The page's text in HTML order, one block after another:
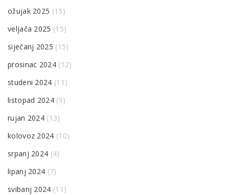
ožujak 2025 (15)
veljača 2025 (15)
siječanj 2025 (15)
prosinac 2024(12)
studeni 2024 (11)
listopad 2024(9)
rujan 2024 (13)
kolovoz 2024 (10)
srpanj 2024 (4)
lipanj 2024 (7)
svibanj 2024 (11)